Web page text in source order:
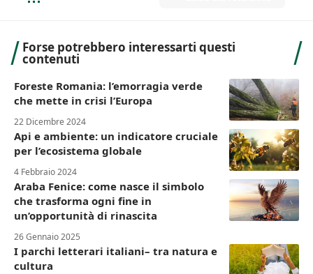
Forse potrebbero interessarti questi
contenuti
Foreste Romania: l’emorragia verde
che mette in crisi l’Europa
22 Dicembre 2024
Api e ambiente: un indicatore cruciale
per l’ecosistema globale
4 Febbraio 2024
Araba Fenice: come nasce il simbolo
che trasforma ogni fine in
un’opportunità di rinascita
26 Gennaio 2025
I parchi letterari italiani– tra natura e
cultura